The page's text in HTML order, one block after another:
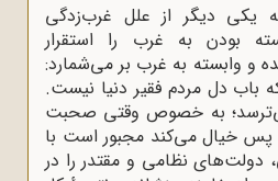
یکی دیگر از علل غرب‌زدگی
بودن به غرب را استقرار
وابسته به غرب بر می‌شمارد:
باب دل مردم فقیر دنیا نیست.
به خصوص وقتی صحبت
خیال می‌کند مجبور است با
نظامی و مقتدر را در